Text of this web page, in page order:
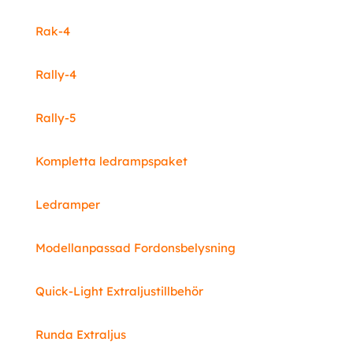
Rak-4
Rally-4
Rally-5
Kompletta ledrampspaket
Ledramper
Modellanpassad Fordonsbelysning
Quick-Light Extraljustillbehör
Runda Extraljus